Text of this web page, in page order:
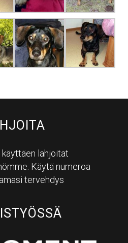
lahjoitat
Käytä numeroa
tervehdys